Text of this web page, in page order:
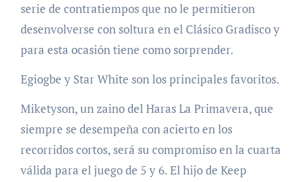
serie de contratiempos que no le permitieron
desenvolverse con soltura en el Clásico Gradisco y
para esta ocasión tiene como sorprender.
Egiogbe y Star White son los principales favoritos.
Miketyson, un zaino del Haras La Primavera, que
siempre se desempeña con acierto en los
recorridos cortos, será su compromiso en la cuarta
válida para el juego de 5 y 6. El hijo de Keep